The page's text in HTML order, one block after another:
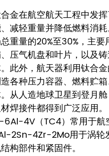
金在航空航天工程中发
减轻重量并降低燃料消
重量的20%至30%，主
压气机盘和叶片，以及
此外，航天器利用钛合
各种压力容器、燃料贮
从人造地球卫星到登月
焊接件都得到广泛应用。
6Al-4V（TC4）常用于航
2Sn-4Zr-2Mo用于涡轮
构部件和紧固件。